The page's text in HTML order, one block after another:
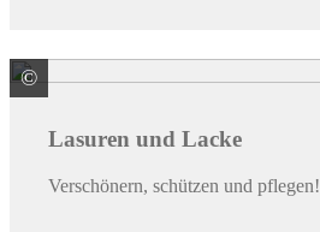
© © Maryana / stock.adobe.com
Lasuren und Lacke
Verschönern, schützen und pflegen!